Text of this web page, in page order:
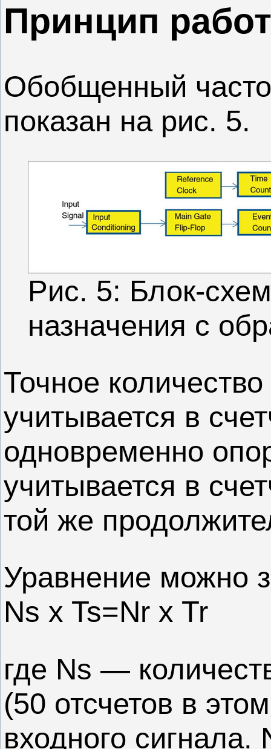
Принцип
Обобщенный
показан на рис. 5.
Рис. 5: Блок-
назначения с
Точное
учитывается в
одновременно
учитывается в
той же
Уравнение можно
Ns x Ts=Nr x Tr
где Ns —
(50 отсчетов в
входного